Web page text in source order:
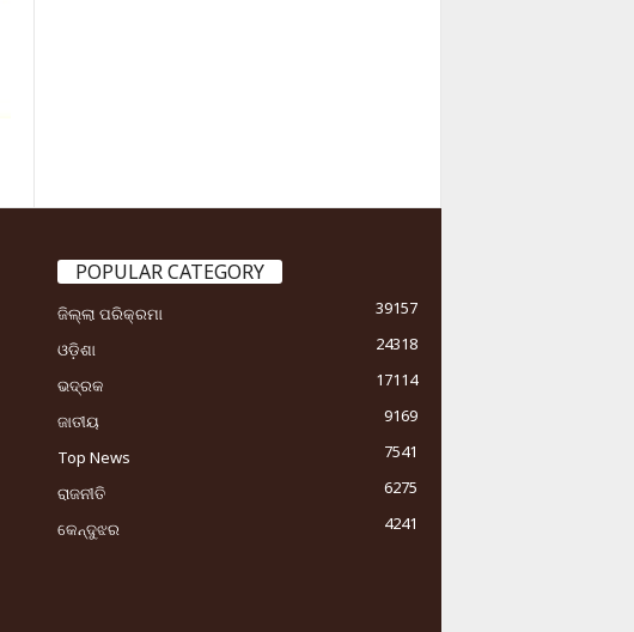
POPULAR CATEGORY
ଜିଲ୍ଲା ପରିକ୍ରମା
39157
ଓଡ଼ିଶା
24318
ଭଦ୍ରକ
17114
ଜାତୀୟ
9169
Top News
7541
ରାଜନୀତି
6275
କେନ୍ଦୁଝର
4241